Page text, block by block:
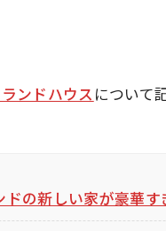
ンドハウス について
の新しい家が豪華す